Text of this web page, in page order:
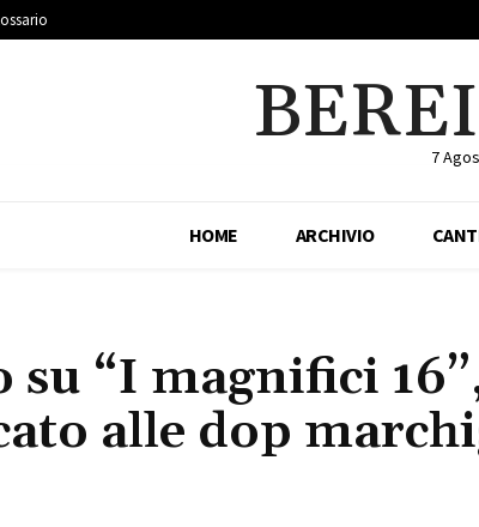
7
HOME ARCHIVIO
su “I magnifici
alle dop